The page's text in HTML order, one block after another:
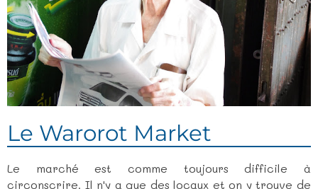
Le Warorot Market
Le marché est comme toujours difficile à
circonscrire. Il n'y a que des locaux et on y trouve de